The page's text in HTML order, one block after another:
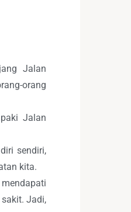
Jalan
orang
Jalan
sendiri,
kita.
Jadi,